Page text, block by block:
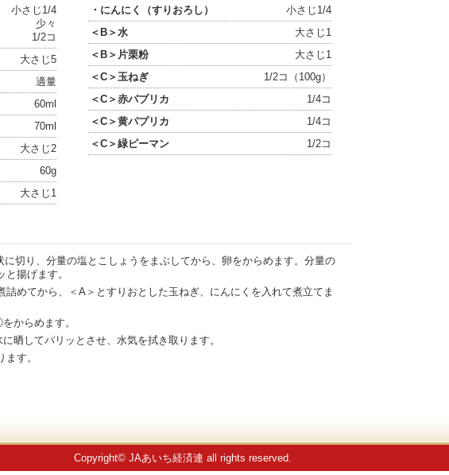
小さじ1/4
少々
1/2コ
大さじ5
適量
60ml
70ml
大さじ2
60g
大さじ1
・にんにく（すりおろし）
小さじ1/4
＜B＞水
大さじ1
＜B＞片栗粉
大さじ1
＜C＞玉ねぎ
1/2コ（100g）
＜C＞赤パプリカ
1/4コ
＜C＞黄パプリカ
1/4コ
＜C＞緑ピーマン
1/2コ
切り、分量の塩とこしょうをまぶしてから、卵をからめます。分量の
揚げます。
詰めてから、＜A＞とすりおとした玉ねぎ、にんにくを入れて煮立てま
からめます。
晒してパリッとさせ、水気を拭き取ります。
す。
Copyright© JAあいち経済連 all rights reserved.